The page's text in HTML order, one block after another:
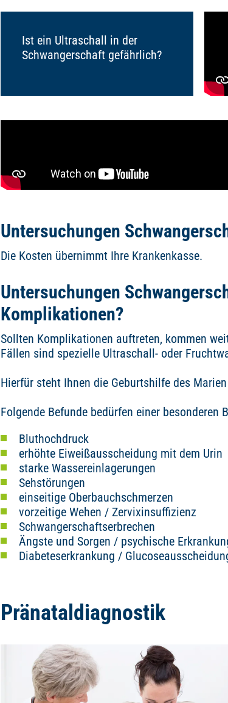
Ist ein Ultraschall in der
Schwangerschaft gefährlich?
Untersuchungen
Die Kosten übernimmt Ihre Krankenkasse.
Untersuchungen
Komplikationen?
Sollten Komplikationen auftreten, kommen
Fällen sind spezielle Ultraschall- oder
Hierfür steht Ihnen die Geburtshilfe des
Folgende Befunde bedürfen einer besonderen
Bluthochdruck
erhöhte Eiweißausscheidung mit dem Urin
starke Wassereinlagerungen
Sehstörungen
einseitige Oberbauchschmerzen
vorzeitige Wehen / Zervixinsuffizienz
Schwangerschaftserbrechen
Ängste und Sorgen / psychische
Diabeteserkrankung /
Pränataldiagnostik